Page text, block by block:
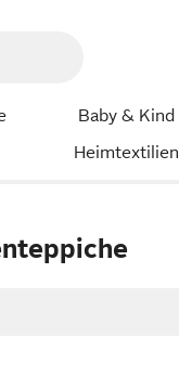
Baby & Kind
Heimtextilien